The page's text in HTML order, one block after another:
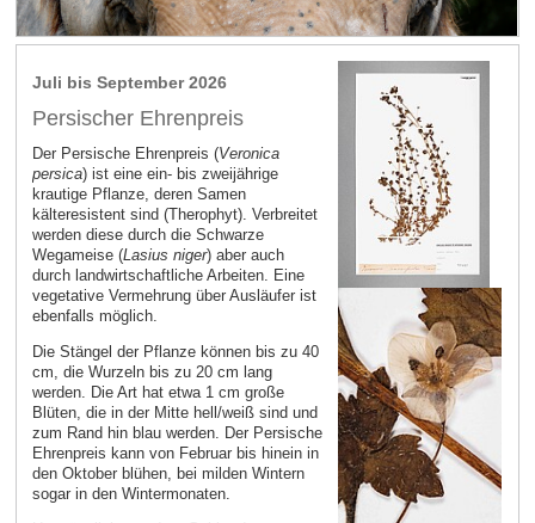
Juli bis September 2026
Persischer Ehrenpreis
Der Persische Ehrenpreis (Veronica
persica) ist eine ein- bis zweijährige
krautige Pflanze, deren Samen
kälteresistent sind (Therophyt). Verbreitet
werden diese durch die Schwarze
Wegameise (Lasius niger) aber auch
durch landwirtschaftliche Arbeiten. Eine
vegetative Vermehrung über Ausläufer ist
ebenfalls möglich.
Die Stängel der Pflanze können bis zu 40
cm, die Wurzeln bis zu 20 cm lang
werden. Die Art hat etwa 1 cm große
Blüten, die in der Mitte hell/weiß sind und
zum Rand hin blau werden. Der Persische
Ehrenpreis kann von Februar bis hinein in
den Oktober blühen, bei milden Wintern
sogar in den Wintermonaten.